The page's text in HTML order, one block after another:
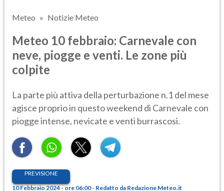
Meteo Notizie Meteo
Meteo 10 febbraio: Carnevale con
neve, piogge e venti. Le zone più
colpite
La parte più attiva della perturbazione n.1 del mese
agisce proprio in questo weekend di Carnevale con
piogge intense, nevicate e venti burrascosi.
PREVISIONE
10 Febbraio 2024 - ore 06:00 - Redatto da Redazione Meteo.it